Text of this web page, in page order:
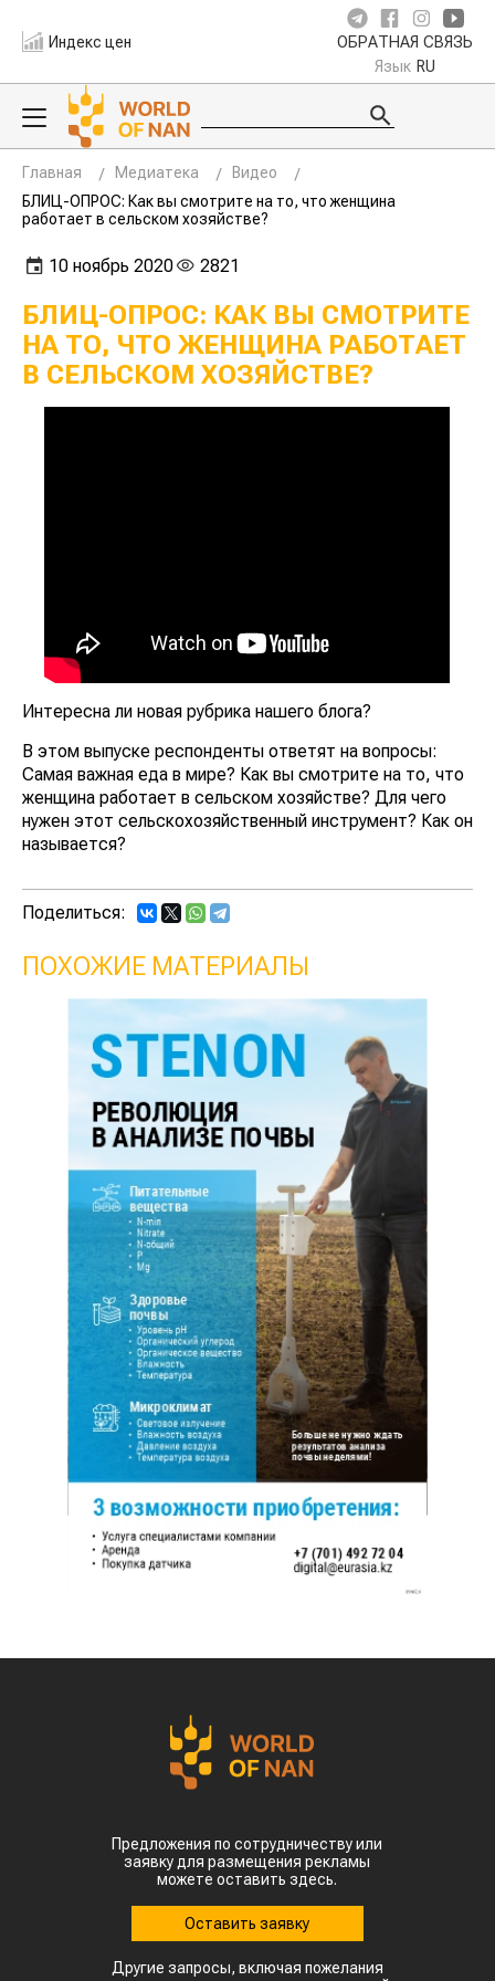
Индекс цен ОБРАТНАЯ СВЯЗЬ
Язык RU
Главная Медиатека
Видео
БЛИЦ-ОПРОС: Как вы смотрите на то, что женщина
работает в сельском хозяйстве?
10 ноябрь 2020 2821
БЛИЦ-ОПРОС: КАК ВЫ СМОТРИТЕ
НА ТО, ЧТО ЖЕНЩИНА РАБОТАЕТ
В СЕЛЬСКОМ ХОЗЯЙСТВЕ?
Интересна ли новая рубрика нашего блога?
В этом выпуске респонденты ответят на вопросы:
Самая важная еда в мире? Как вы смотрите на то, что
женщина работает в сельском хозяйстве? Для чего
нужен этот сельскохозяйственный инструмент? Как он
называется?
Поделиться:
ПОХОЖИЕ МАТЕРИАЛЫ
Предложения по сотрудничеству или
заявку для размещения рекламы
можете оставить здесь.
Оставить заявку
Другие запросы, включая пожелания